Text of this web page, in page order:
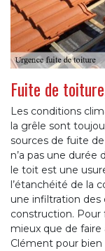
Fuite de
Les conditions
la grêle sont
sources de fuite
n’a pas une durée
le toit est une
l’étanchéité de la
une infiltration des
construction. Pour
mieux que de
Clément pour